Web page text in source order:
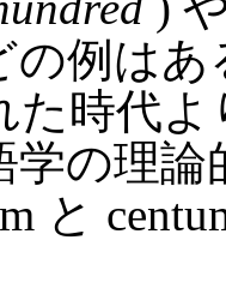
例はあ
た時代
学の理論
と